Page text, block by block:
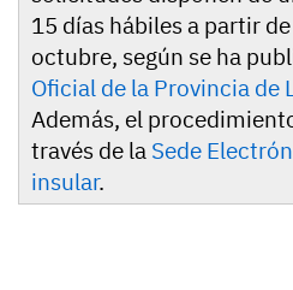
15 días hábiles a partir
octubre, según se ha
Oficial de la Provincia de
Además, el
través de la Sede
insular.